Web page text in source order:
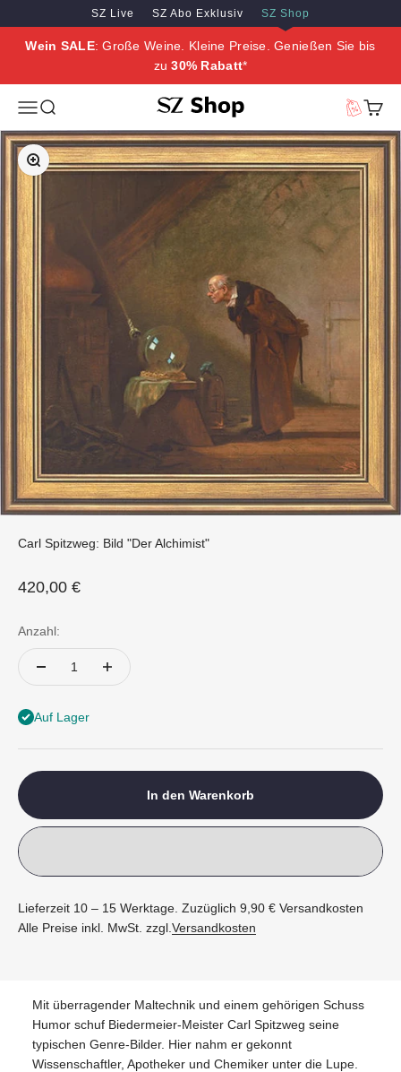
Zum Inhalt springen
Zum Hauptinhalt springen
SZ Live SZ Abo Exklusiv SZ Shop
Wein SALE: Große Weine. Kleine Preise. Genießen Sie bis
zu30% Rabatt*
MenüSuche SZ Erleben
Bild vergrößern
Carl Spitzweg: Bild "Der Alchimist"
Angebot
420,00 €
Anzahl:
Auf Lager
In den Warenkorb
Lieferzeit 10 – 15 Werktage. Zuzüglich 9,90 € Versandkosten
Alle Preise inkl. MwSt. zzgl. Versandkosten
Mit überragender Maltechnik und einem gehörigen Schuss
Humor schuf Biedermeier-Meister Carl Spitzweg seine
typischen Genre-Bilder. Hier nahm er gekonnt
Wissenschaftler, Apotheker und Chemiker unter die Lupe.